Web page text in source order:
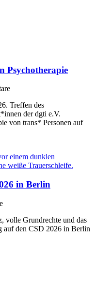
Psychotherapie
Treffen des
der dgti e.V.
von trans* Personen auf
in Berlin
volle Grundrechte und das
auf den CSD 2026 in Berlin